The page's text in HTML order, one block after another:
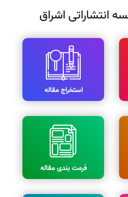
انتشاراتی اشراق
استخراج مقاله
فرمت بندی مقاله